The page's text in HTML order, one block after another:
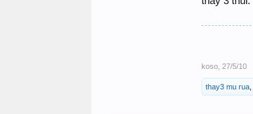
koso 27/5/10
thay3 mu rua